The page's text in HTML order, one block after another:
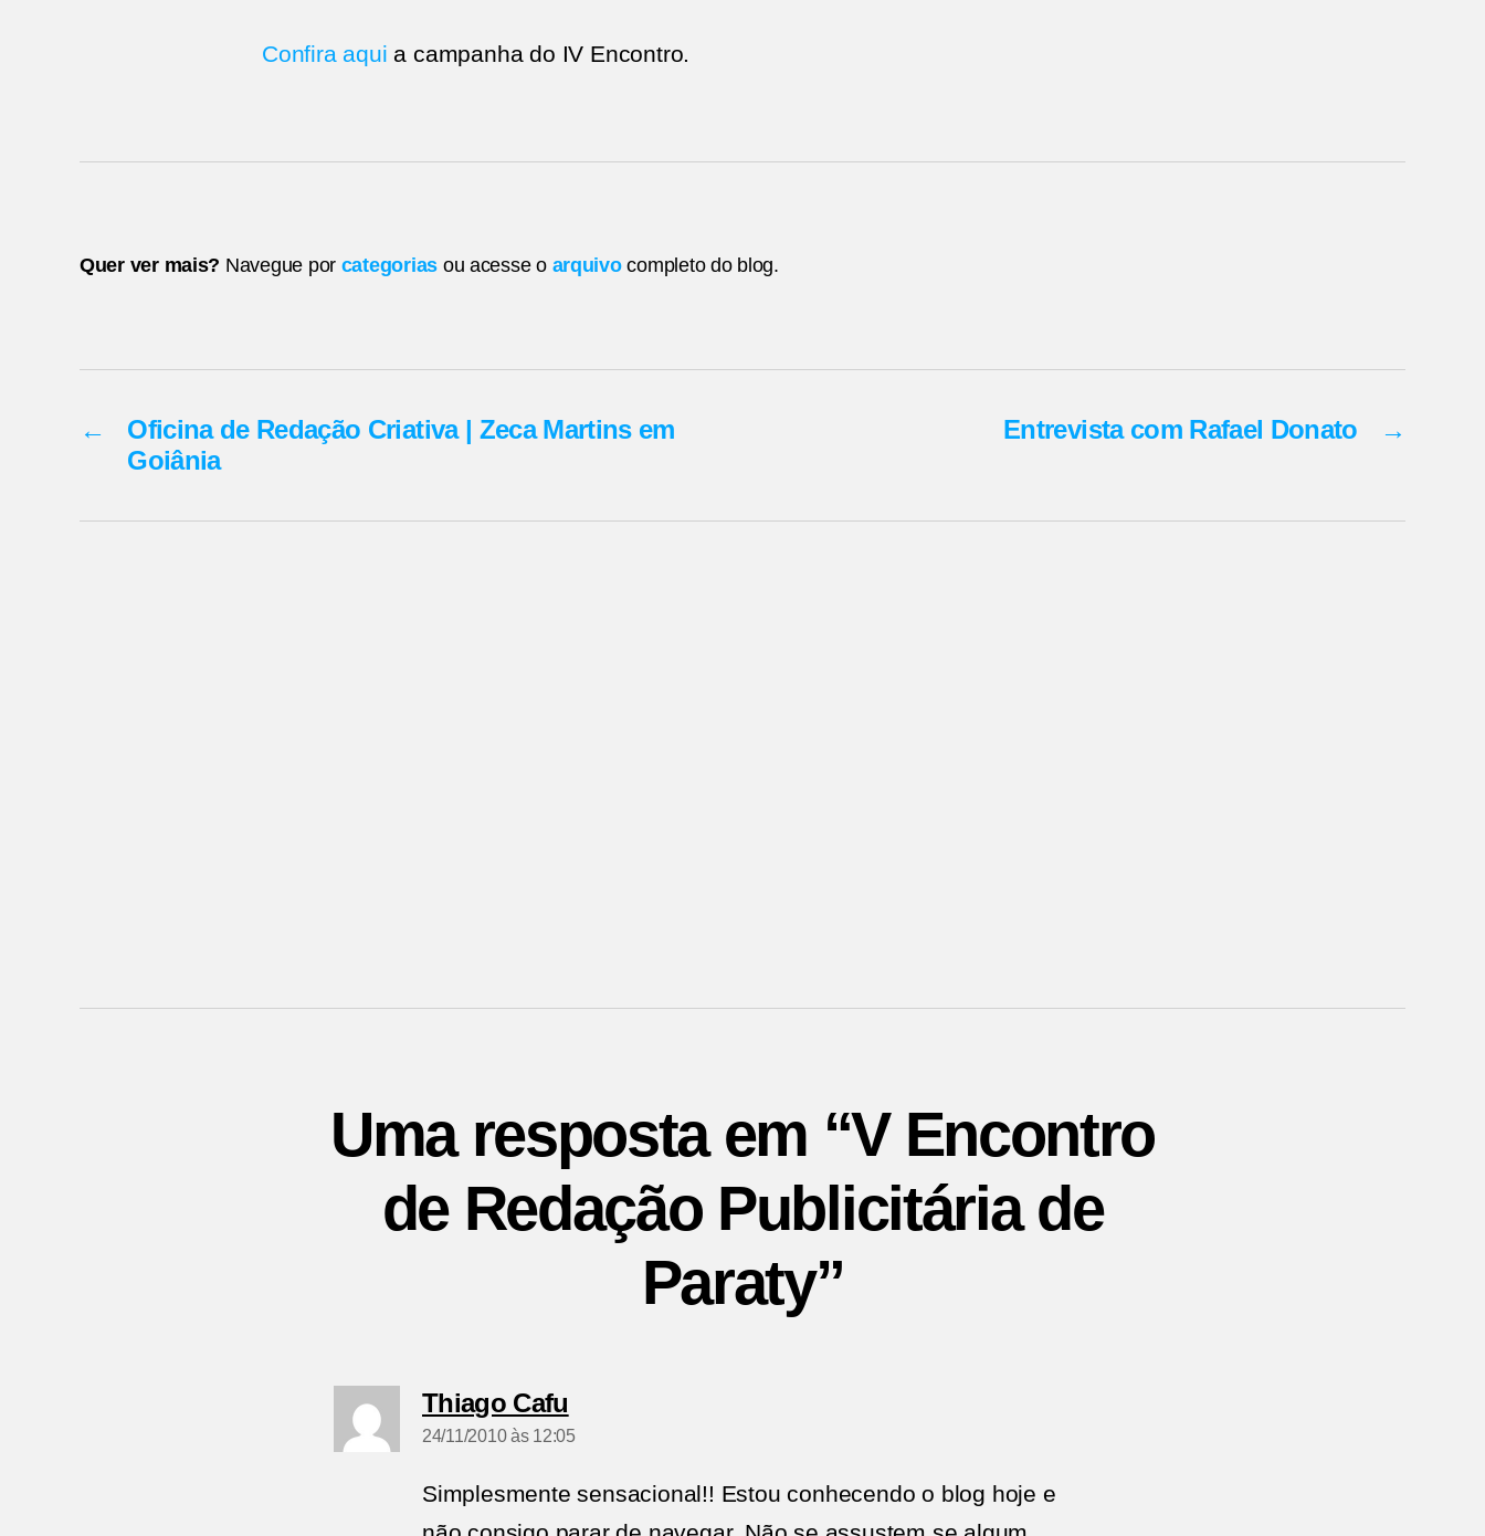
Confira aqui a campanha do IV Encontro.
Quer ver mais? Navegue por categorias ou acesse o arquivocompleto do blog.
←
Oficina de Redação Criativa | Zeca Martins em
Goiânia
→
Entrevista com Rafael Donato
Uma resposta em “V Encontro
de Redação Publicitária de
Paraty”
Thiago Cafu
24/11/2010 às 12:05
Simplesmente sensacional!! Estou conhecendo o blog hoje e